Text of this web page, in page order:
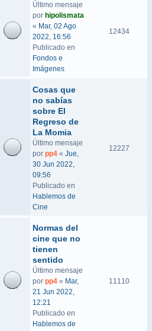
Último mensaje
por hipolismata
« Mar, 02 Ago
2022, 16:56
Publicado en
Fondos e
Imágenes
12434
Cosas que
no sabías
sobre El
Regreso de
La Momia
Último mensaje
por pp4 « Jue,
30 Jun 2022,
09:56
Publicado en
Hablemos de
Cine
12227
Normas del
cine que no
tienen
sentido
Último mensaje
por pp4 « Mar,
21 Jun 2022,
12:21
Publicado en
Hablemos de
11110